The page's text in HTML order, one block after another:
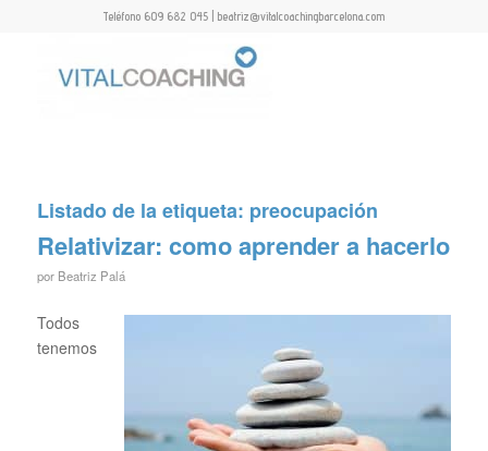
Teléfono 609 682 045 | beatriz@vitalcoachingbarcelona.com
Listado de la etiqueta: preocupación
Relativizar: como aprender a hacerlo
por Beatriz Palá
Todos
tenemos